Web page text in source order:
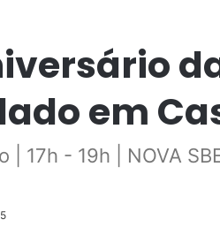
em
| 17h - 19h | NOVA